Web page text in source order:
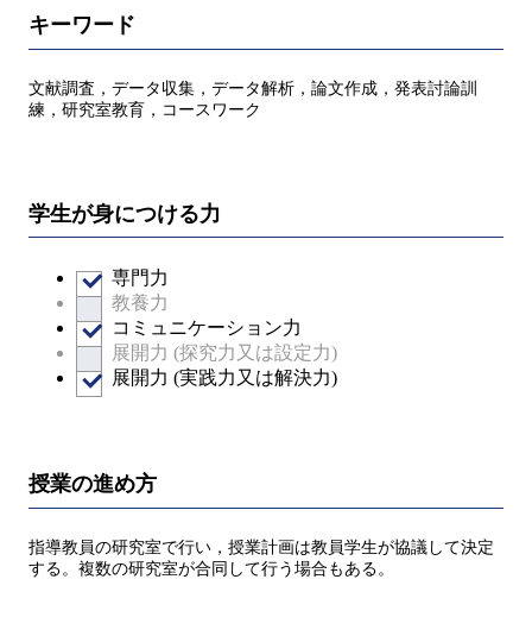
キーワード
文献調査，データ収集，データ解析，論文作成，発表討論訓
練，研究室教育，コースワーク
学生が身につける力
専門力
教養力
コミュニケーション力
展開力 (探究力又は設定力)
展開力 (実践力又は解決力)
授業の進め方
指導教員の研究室で行い，授業計画は教員学生が協議して決定
する。複数の研究室が合同して行う場合もある。